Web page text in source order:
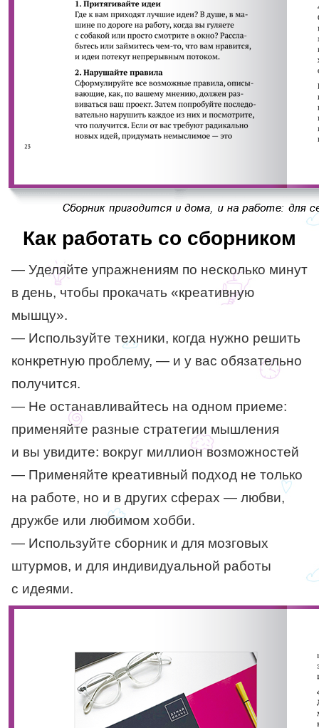
Как работать со сборником
— Уделяйте упражнениям по несколько минут
в день, чтобы прокачать «креативную
мышцу».
— Используйте техники, когда нужно решить
конкретную проблему, — и у вас обязательно
получится.
— Не останавливайтесь на одном приеме:
применяйте разные стратегии мышления
и вы увидите: вокруг миллион возможностей
— Применяйте креативный подход не только
на работе, но и в других сферах — любви,
дружбе или любимом хобби.
— Используйте сборник и для мозговых
штурмов, и для индивидуальной работы
с идеями.